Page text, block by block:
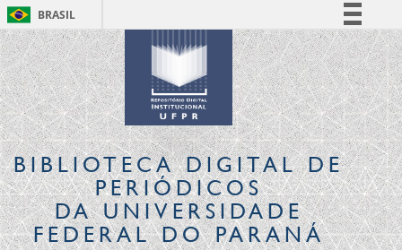
BRASIL
Simplifique!
Comunica BR
Participe
Acesso à informação
Legislação
Canais
BIBLIOTECA DIGITALDE
PERIÓDICOS
DA UNIVERSIDADE
FEDERAL DO PARANÁ